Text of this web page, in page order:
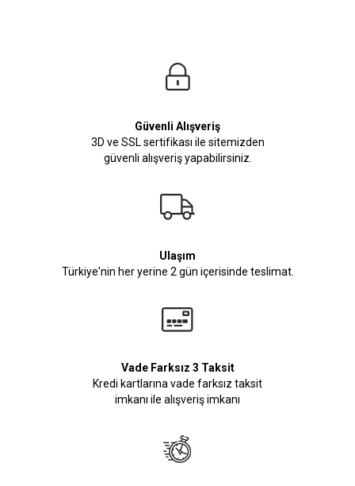
Güvenli Alışveriş
3D ve SSL sertifikası ile sitemizden
güvenli alışveriş yapabilirsiniz.
Ulaşım
Türkiye'nin her yerine 2 gün içerisinde teslimat.
Vade Farksız 3 Taksit
Kredi kartlarına vade farksız taksit
imkanı ile alışveriş imkanı